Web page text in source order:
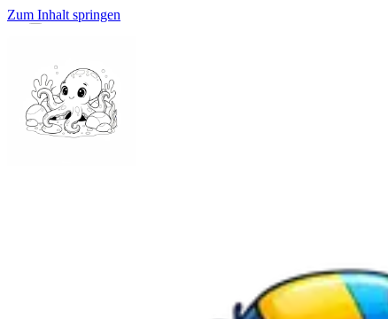
Zum Inhalt springen